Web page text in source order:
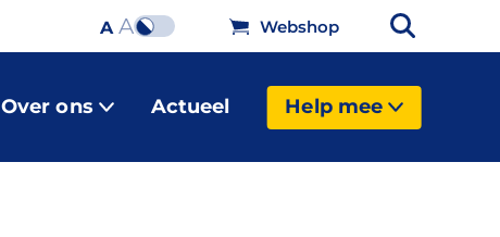
A A Webshop
Over ons Actueel Help mee